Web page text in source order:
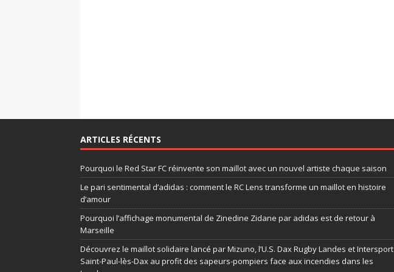
ARTICLES RÉCENTS
Pourquoi le Red Star FC réinvente son maillot avec un nouvel artiste chaque saison
Le pari sentimental d’adidas : comment le RC Lens transforme un maillot en histoire
d’amour
Pourquoi l’affichage monumental de Zinedine Zidane par adidas est de retour à
Marseille
Découvrez le maillot solidaire lancé par Mizuno, l’U.S. Dax Rugby Landes et Intersport
Saint-Paul-lès-Dax au profit des sapeurs-pompiers face aux incendies dans les